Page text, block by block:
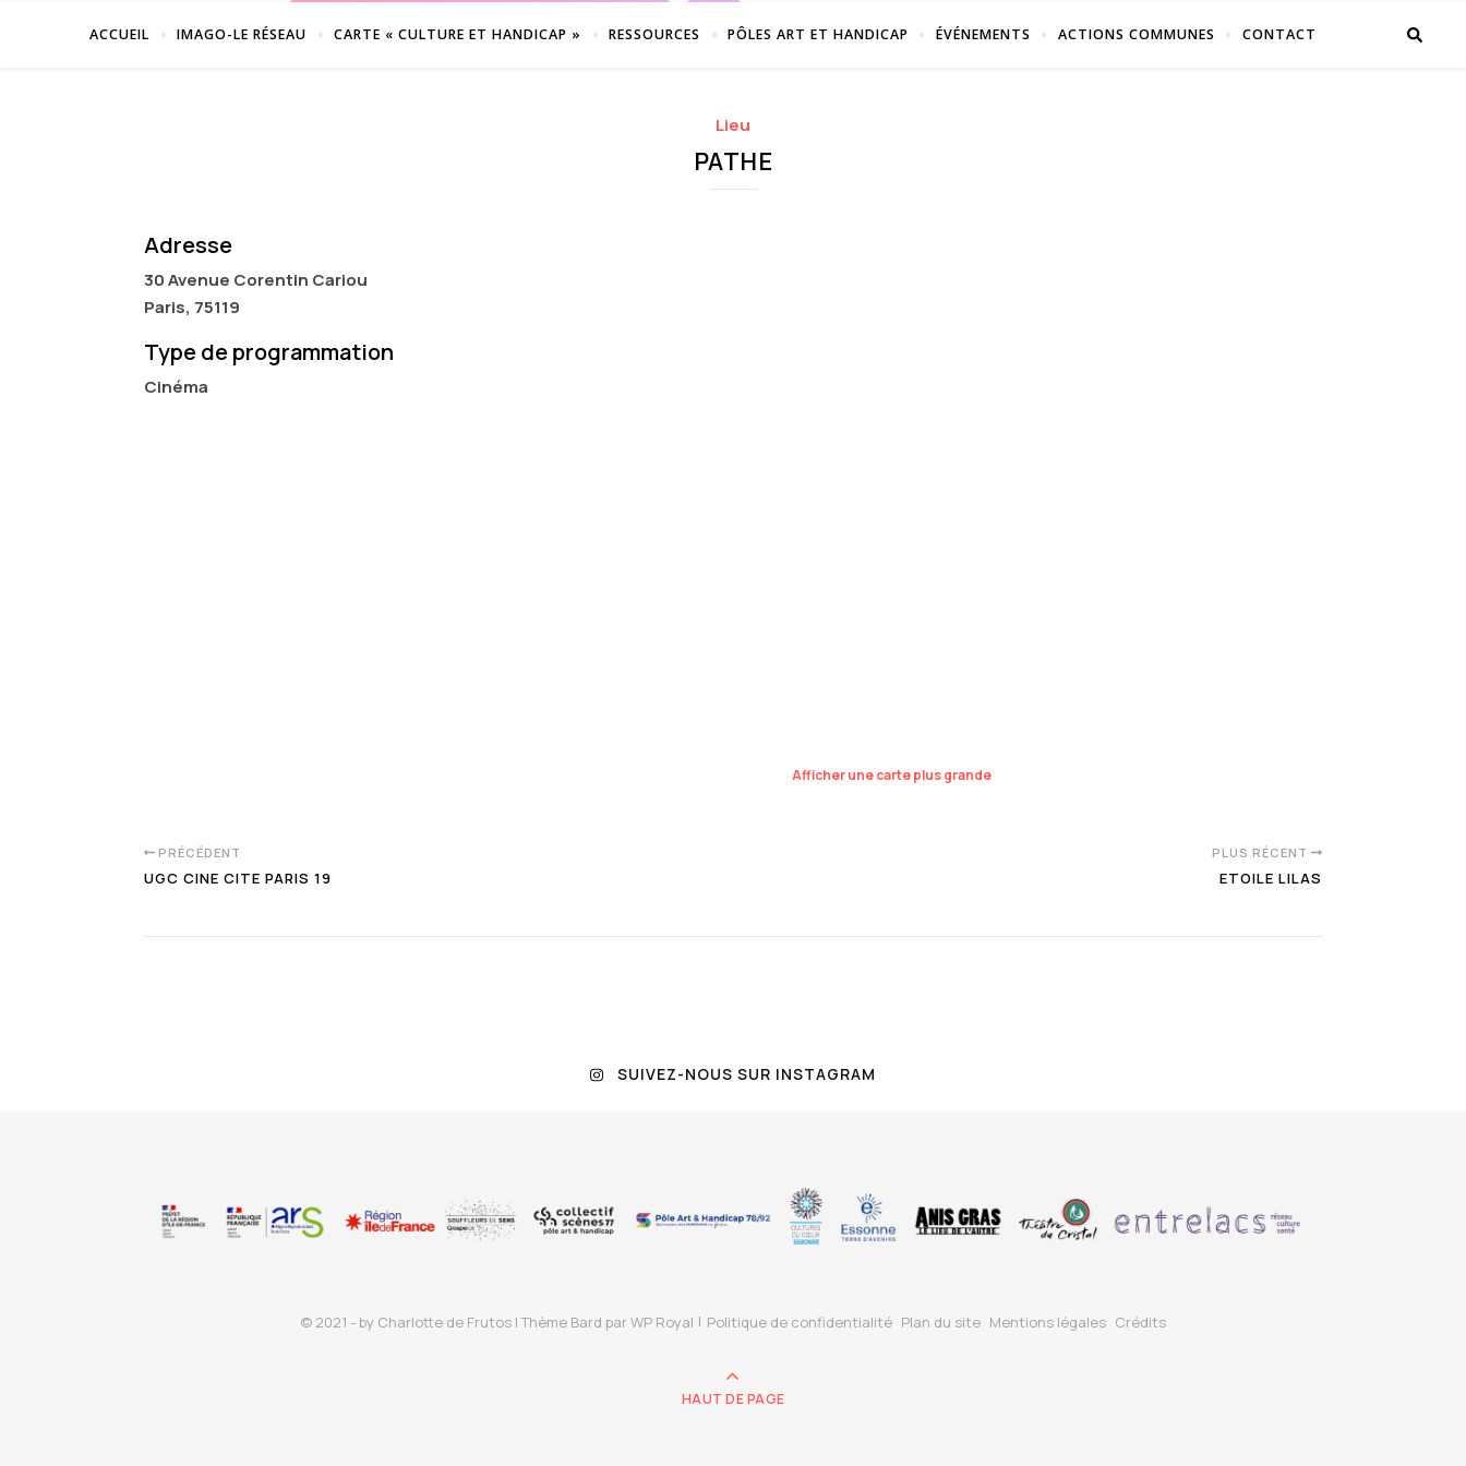
ACCUEIL IMAGO-LE RÉSEAU CARTE « CULTURE ET HANDICAP » RESSOURCES PÔLES ART ET HANDICAP ÉVÉNEMENTS ACTIONS COMMUNES CONTACT
Lieu
PATHE
Adresse
30 Avenue Corentin Cariou
Paris, 75119
Type de programmation
Cinéma
Afficher une carte plus grande
PRÉCÉDENT
UGC CINE CITE PARIS 19
PLUS RÉCENT
ETOILE LILAS
SUIVEZ-NOUS SUR INSTAGRAM
© 2021 - by Charlotte de Frutos |Thème Bard parWP Royal Politique de confidentialité Plan du site Mentions légales Crédits
HAUT DE PAGE